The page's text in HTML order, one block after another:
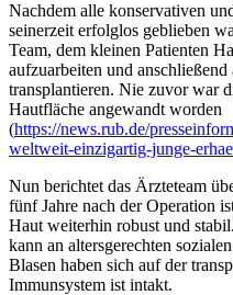
Nachdem alle konservativen
seinerzeit erfolglos geblieben
Team, dem kleinen Patienten
aufzuarbeiten und
transplantieren. Nie zuvor war
Hautfläche angewandt worden
(https://news.rub.de/
weltweit-einzigartig-junge-
Nun berichtet das Ärzteteam
fünf Jahre nach der Operation
Haut weiterhin robust und
kann an altersgerechten
Blasen haben sich auf der
Immunsystem ist intakt.